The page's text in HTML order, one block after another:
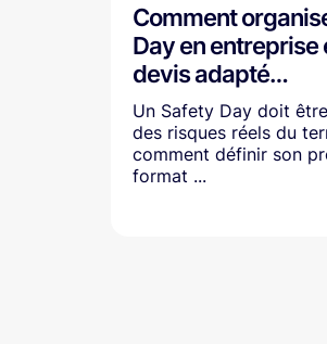
Comment
Day en entreprise
devis adapté…
Un Safety Day doit
des risques réels du
comment définir son
format ...